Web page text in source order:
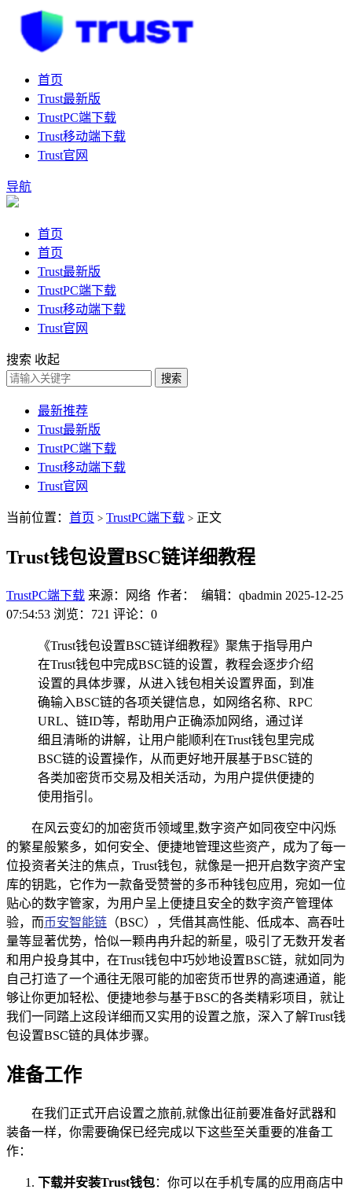
首页
Trust最新版
TrustPC端下载
Trust移动端下载
Trust官网
导航
首页
首页
Trust最新版
TrustPC端下载
Trust移动端下载
Trust官网
搜索 收起
搜索
最新推荐
Trust最新版
TrustPC端下载
Trust移动端下载
Trust官网
当前位置： 首页 > TrustPC端下载 > 正文
Trust钱包设置BSC链详细教程
TrustPC端下载 来源：网络 作者： 编辑：qbadmin 2025-12-25
07:54:53 浏览：721 评论：0
《Trust钱包设置BSC链详细教程》聚焦于指导用户
在Trust钱包中完成BSC链的设置，教程会逐步介绍
设置的具体步骤，从进入钱包相关设置界面，到准
确输入BSC链的各项关键信息，如网络名称、RPC
URL、链ID等，帮助用户正确添加网络，通过详
细且清晰的讲解，让用户能顺利在Trust钱包里完成
BSC链的设置操作，从而更好地开展基于BSC链的
各类加密货币交易及相关活动，为用户提供便捷的
使用指引。
在风云变幻的加密货币领域里,数字资产如同夜空中闪烁
的繁星般繁多，如何安全、便捷地管理这些资产，成为了每一
位投资者关注的焦点，Trust钱包，就像是一把开启数字资产宝
库的钥匙，它作为一款备受赞誉的多币种钱包应用，宛如一位
贴心的数字管家，为用户呈上便捷且安全的数字资产管理体
验，而币安智能链 （BSC），凭借其高性能、低成本、高吞吐
量等显著优势，恰似一颗冉冉升起的新星，吸引了无数开发者
和用户投身其中，在Trust钱包中巧妙地设置BSC链，就如同为
自己打造了一个通往无限可能的加密货币世界的高速通道，能
够让你更加轻松、便捷地参与基于BSC的各类精彩项目，就让
我们一同踏上这段详细而又实用的设置之旅，深入了解Trust钱
包设置BSC链的具体步骤。
准备工作
在我们正式开启设置之旅前,就像出征前要准备好武器和
装备一样，你需要确保已经完成以下这些至关重要的准备工
作：
下载并安装Trust钱包：你可以在手机专属的应用商店中